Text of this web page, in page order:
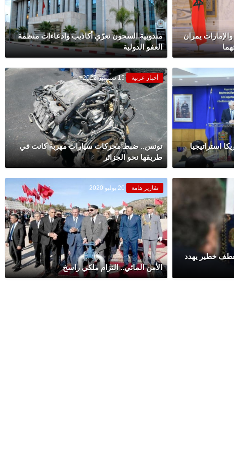
يمران
مندوبية السجون تعرّي أكاذيب وادعاءات منظمة
العفو الدولية
استراتيجيا
أخبار عربية 15 سبتمبر 2022
تونس.. ضبط محركات سيارات مهربة كانت في
طريقها نحو الجزائر
خطير يهدد
تقارير هامة 20 يوليو 2020
الأمن المائي.. التزام ملكي راسخ